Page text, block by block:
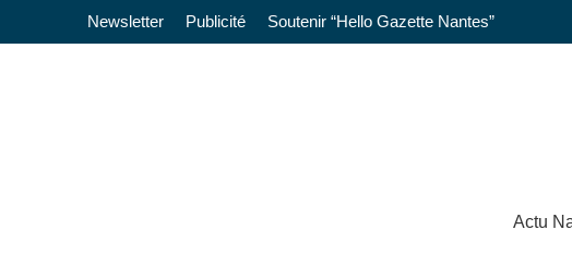
Newsletter Publicité Soutenir “Hello Gazette Nantes”
Actu